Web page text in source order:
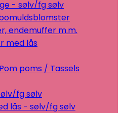
- sølv/fg sølv
endemuffer m.m.
med lås
poms / Tassels
fg sølv
lås - sølv/fg sølv